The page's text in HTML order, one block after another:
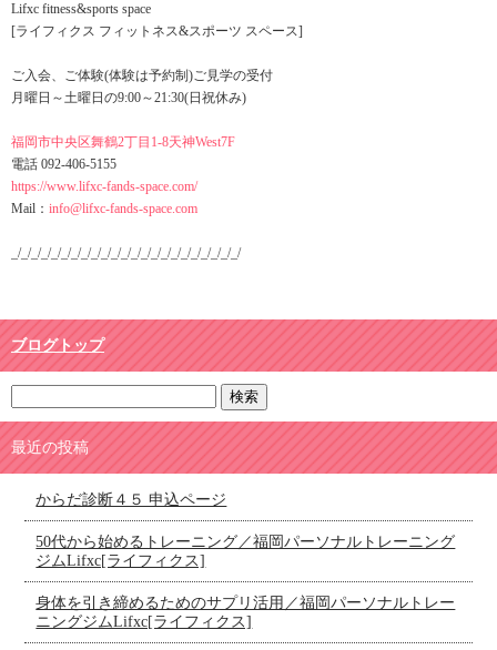
Lifxc fitness&sports space
[ライフィクス フィットネス&スポーツ スペース]
ご入会、ご体験(体験は予約制)ご見学の受付
月曜日～土曜日の9:00～21:30(日祝休み)
福岡市中央区舞鶴2丁目1-8天神West7F
電話 092-406-5155
https://www.lifxc-fands-space.com/
Mail： info@lifxc-fands-space.com
_/_/_/_/_/_/_/_/_/_/_/_/_/_/_/_/_/_/_/_/_/_/_/​
ブログトップ
最近の投稿
からだ診断４５ 申込ページ
50代から始めるトレーニング／福岡パーソナルトレーニング
ジムLifxc[ライフィクス]
身体を引き締めるためのサプリ活用／福岡パーソナルトレー
ニングジムLifxc[ライフィクス]